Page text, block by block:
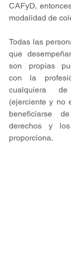
CAFyD,
Todas las
que
son propias
con la
cualquiera
(ejerciente y no
beneficiarse
derechos y
proporciona.